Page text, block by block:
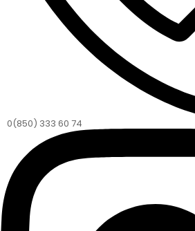
0(850) 333 60 74